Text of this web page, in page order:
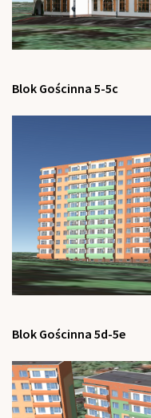
Blok Gościnna 5-5c
Blok Gościnna 5d-5e